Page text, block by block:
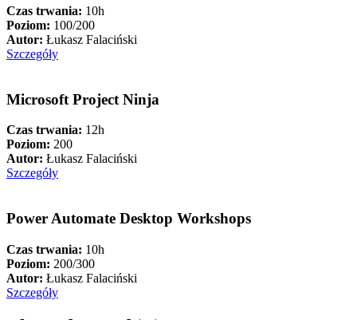
Czas trwania: 10h
Poziom: 100/200
Autor: Łukasz Falaciński
Szczegóły
Microsoft Project Ninja
Czas trwania: 12h
Poziom: 200
Autor: Łukasz Falaciński
Szczegóły
Power Automate Desktop Workshops
Czas trwania: 10h
Poziom: 200/300
Autor: Łukasz Falaciński
Szczegóły